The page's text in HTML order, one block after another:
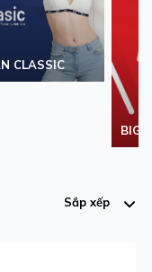
CLASSIC
BIG
Sắp xếp